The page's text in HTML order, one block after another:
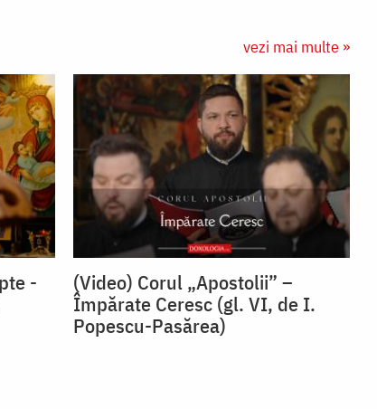
vezi mai multe »
-
(Video) Corul „Apostolii” –
⁠Împărate Ceresc (gl. VI, de I.
Popescu-Pasărea)